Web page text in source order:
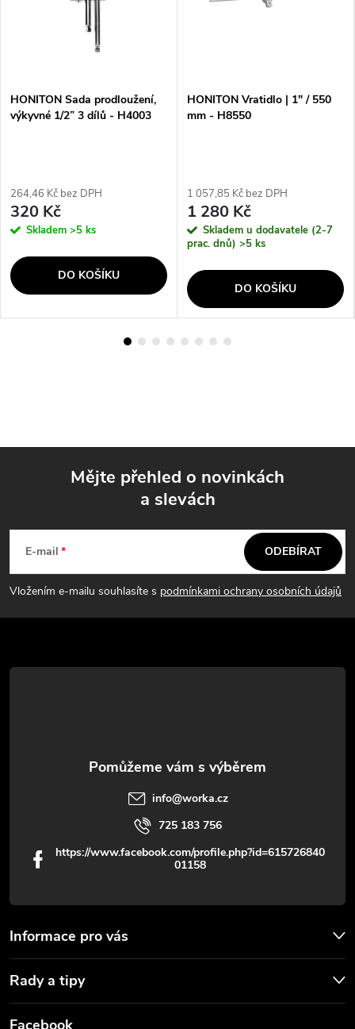
HONITON Sada prodloužení,
výkyvné 1/2” 3 dílů - H4003
264,46 Kč bez DPH
320 Kč
Skladem >5 ks
DO KOŠÍKU
HONITON Vratidlo | 1" / 550
mm - H8550
1 057,85 Kč bez DPH
1 280 Kč
Skladem u dodavatele (2-7
prac. dnů) >5 ks
DO KOŠÍKU
p
a
t
Mějte přehled o novinkách
a slevách
E-mail
Vložením e-mailu souhlasíte s podmínkami ochrany osobních údajů
ODEBÍRAT
Informace pro vás
Rady a tipy
info@worka.cz
725 183 756
https://www.facebook.com/profile.php?id=615726840
01158
Facebook